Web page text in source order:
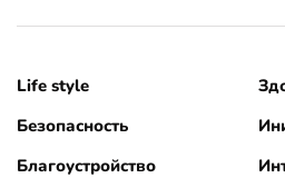
Life style
Безопасность
Благоустройство